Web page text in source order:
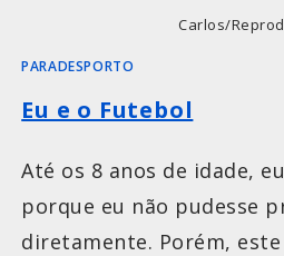
Carlos/
PARADESPORTO
Eu e o Futebol
Até os 8 anos de idade,
porque eu não pudesse
diretamente. Porém,